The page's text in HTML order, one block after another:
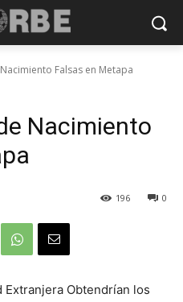
Falsas en Metapa
Nacimiento
0
196
Obtendrían los